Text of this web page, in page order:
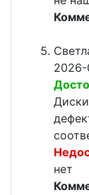
2026-
нет